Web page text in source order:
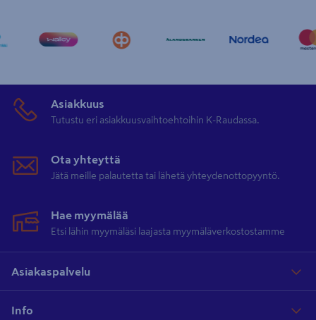
Asiakkuus
Tutustu eri asiakkuusvaihtoehtoihin K-Raudassa.
Ota yhteyttä
Jätä meille palautetta tai lähetä yhteydenottopyyntö.
Hae myymälää
Etsi lähin myymäläsi laajasta myymäläverkostostamme
Asiakaspalvelu
Info